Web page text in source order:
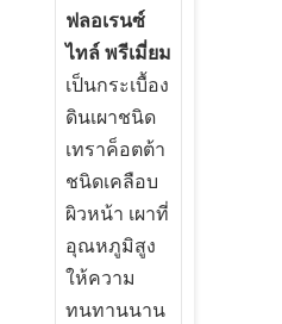
ฟลอเรนซ์
ไทล์ พรีเมี่ยม
เป็นกระเบื้อง
ดินเผาชนิด
เทราค็อตต้า
ชนิดเคลือบ
ผิวหน้า เผาที่
อุณหภูมิสูง
ให้ความ
ทนทานนาน